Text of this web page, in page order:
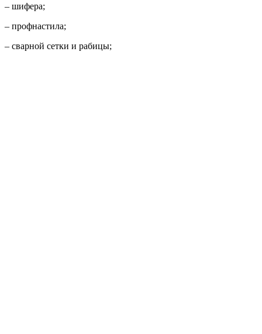
– шифера;
– профнастила;
– сварной сетки и рабицы;